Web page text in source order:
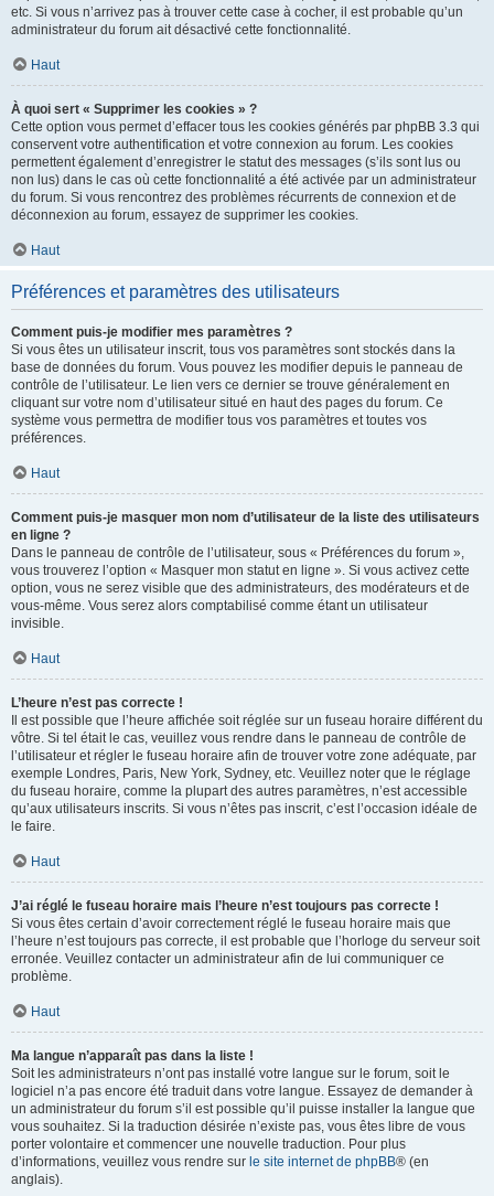
etc. Si vous n’arrivez pas à trouver cette case à cocher, il est probable qu’un
administrateur du forum ait désactivé cette fonctionnalité.
Haut
À quoi sert « Supprimer les cookies » ?
Cette option vous permet d’effacer tous les cookies générés par phpBB 3.3 qui
conservent votre authentification et votre connexion au forum. Les cookies
permettent également d’enregistrer le statut des messages (s’ils sont lus ou
non lus) dans le cas où cette fonctionnalité a été activée par un administrateur
du forum. Si vous rencontrez des problèmes récurrents de connexion et de
déconnexion au forum, essayez de supprimer les cookies.
Haut
Préférences et paramètres des utilisateurs
Comment puis-je modifier mes paramètres ?
Si vous êtes un utilisateur inscrit, tous vos paramètres sont stockés dans la
base de données du forum. Vous pouvez les modifier depuis le panneau de
contrôle de l’utilisateur. Le lien vers ce dernier se trouve généralement en
cliquant sur votre nom d’utilisateur situé en haut des pages du forum. Ce
système vous permettra de modifier tous vos paramètres et toutes vos
préférences.
Haut
Comment puis-je masquer mon nom d’utilisateur de la liste des utilisateurs
en ligne ?
Dans le panneau de contrôle de l’utilisateur, sous « Préférences du forum »,
vous trouverez l’option « Masquer mon statut en ligne ». Si vous activez cette
option, vous ne serez visible que des administrateurs, des modérateurs et de
vous-même. Vous serez alors comptabilisé comme étant un utilisateur
invisible.
Haut
L’heure n’est pas correcte !
Il est possible que l’heure affichée soit réglée sur un fuseau horaire différent du
vôtre. Si tel était le cas, veuillez vous rendre dans le panneau de contrôle de
l’utilisateur et régler le fuseau horaire afin de trouver votre zone adéquate, par
exemple Londres, Paris, New York, Sydney, etc. Veuillez noter que le réglage
du fuseau horaire, comme la plupart des autres paramètres, n’est accessible
qu’aux utilisateurs inscrits. Si vous n’êtes pas inscrit, c’est l’occasion idéale de
le faire.
Haut
J’ai réglé le fuseau horaire mais l’heure n’est toujours pas correcte !
Si vous êtes certain d’avoir correctement réglé le fuseau horaire mais que
l’heure n’est toujours pas correcte, il est probable que l’horloge du serveur soit
erronée. Veuillez contacter un administrateur afin de lui communiquer ce
problème.
Haut
Ma langue n’apparaît pas dans la liste !
Soit les administrateurs n’ont pas installé votre langue sur le forum, soit le
logiciel n’a pas encore été traduit dans votre langue. Essayez de demander à
un administrateur du forum s’il est possible qu’il puisse installer la langue que
vous souhaitez. Si la traduction désirée n’existe pas, vous êtes libre de vous
porter volontaire et commencer une nouvelle traduction. Pour plus
d’informations, veuillez vous rendre sur le site internet de phpBB® (en
anglais).